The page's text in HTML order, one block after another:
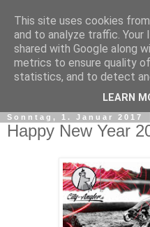
Sonntag, 1. Januar 2017
Happy New Year
This site uses cookies
and to analyze traffic. Your
shared with Google along
metrics to ensure quality
statistics, and to detect
LEARN